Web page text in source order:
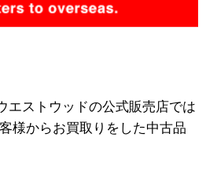
ストウッドの公式販売店では
様からお買取りをした中古品